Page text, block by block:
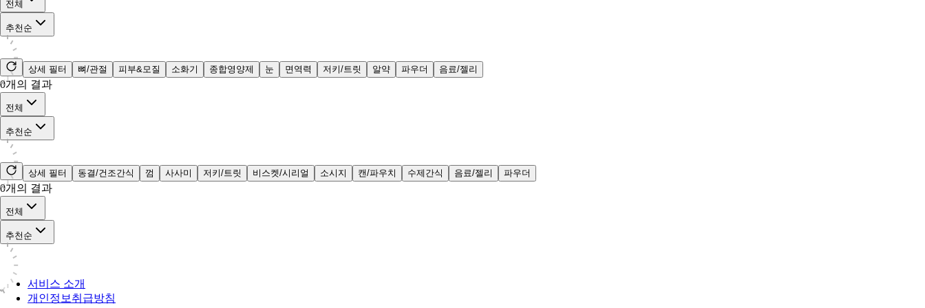
전체
추천순
상세 필터 뼈/관절 피부&모질 소화기 종합영양제 눈 면역력 저키/트릿 알약 파우더 음료/젤리
0개의 결과
전체
추천순
상세 필터 동결/건조간식 껌 사사미 저키/트릿 비스켓/시리얼 소시지 캔/파우치 수제간식 음료/젤리 파우더
0개의 결과
전체
추천순
서비스 소개
개인정보취급방침